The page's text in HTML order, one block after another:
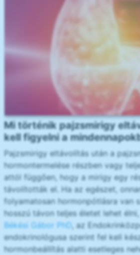
Mi történik pajzsmirigy
kell figyelni a
Pajzsmirigy eltávolítás után a
hormontermelése részben vagy
attól függően, hogy a mirigy egy
távolították el. Ha az egészet,
folyamatosan hormonpótlásra van
hosszú távon teljes életet lehet
Békési Gábor PhD
, az
endokrinológusa szerint fel kell
hormonbeállítás alatti esetleges